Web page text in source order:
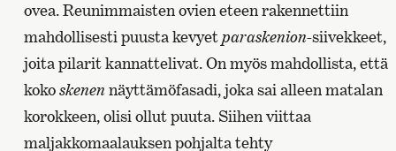
ovea. Reunimmaisten ovien eteen rakennettiin
mahdollisesti puusta kevyetparaskenion-siivekkeet,
joita pilarit kannattelivat. On myös mahdollista, että
kokoskenennäyttämöfasadi, joka sai alleen matalan
korokkeen, olisi ollut puuta. Siihen viittaa
maljakkomaalauksen pohjalta tehty